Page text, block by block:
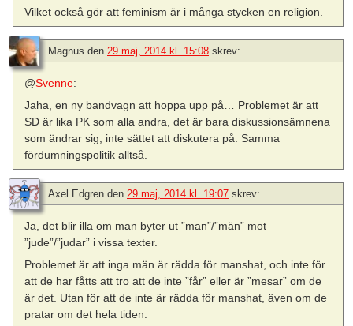
Vilket också gör att feminism är i många stycken en religion.
Magnus den 29 maj, 2014 kl. 15:08 skrev:
@Svenne:
Jaha, en ny bandvagn att hoppa upp på… Problemet är att
SD är lika PK som alla andra, det är bara diskussionsämnena
som ändrar sig, inte sättet att diskutera på. Samma
fördumningspolitik alltså.
Axel Edgren den 29 maj, 2014 kl. 19:07 skrev:
Ja, det blir illa om man byter ut ”man”/”män” mot
”jude”/”judar” i vissa texter.
Problemet är att inga män är rädda för manshat, och inte för
att de har fåtts att tro att de inte ”får” eller är ”mesar” om de
är det. Utan för att de inte är rädda för manshat, även om de
pratar om det hela tiden.